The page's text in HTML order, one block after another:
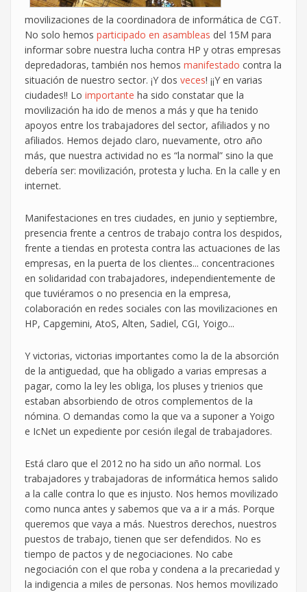
movilizaciones de la coordinadora de informática de CGT.
No solo hemos participado en asambleas del 15M para
informar sobre nuestra lucha contra HP y otras empresas
depredadoras, también nos hemos manifestado contra la
situación de nuestro sector. ¡Y dos veces! ¡¡Y en varias
ciudades!! Lo importante ha sido constatar que la
movilización ha ido de menos a más y que ha tenido
apoyos entre los trabajadores del sector, afiliados y no
afiliados. Hemos dejado claro, nuevamente, otro año
más, que nuestra actividad no es “la normal” sino la que
debería ser: movilización, protesta y lucha. En la calle y en
internet.
Manifestaciones en tres ciudades, en junio y septiembre,
presencia frente a centros de trabajo contra los despidos,
frente a tiendas en protesta contra las actuaciones de las
empresas, en la puerta de los clientes... concentraciones
en solidaridad con trabajadores, independientemente de
que tuviéramos o no presencia en la empresa,
colaboración en redes sociales con las movilizaciones en
HP, Capgemini, AtoS, Alten, Sadiel, CGI, Yoigo...
Y victorias, victorias importantes como la de la absorción
de la antiguedad, que ha obligado a varias empresas a
pagar, como la ley les obliga, los pluses y trienios que
estaban absorbiendo de otros complementos de la
nómina. O demandas como la que va a suponer a Yoigo
e IcNet un expediente por cesión ilegal de trabajadores.
Está claro que el 2012 no ha sido un año normal. Los
trabajadores y trabajadoras de informática hemos salido
a la calle contra lo que es injusto. Nos hemos movilizado
como nunca antes y sabemos que va a ir a más. Porque
queremos que vaya a más. Nuestros derechos, nuestros
puestos de trabajo, tienen que ser defendidos. No es
tiempo de pactos y de negociaciones. No cabe
negociación con el que roba y condena a la precariedad y
la indigencia a miles de personas. Nos hemos movilizado